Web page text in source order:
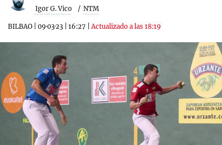
Igor G. Vico NTM
BILBAO 09·03·23 16:27 |Actualizado a las 18:19